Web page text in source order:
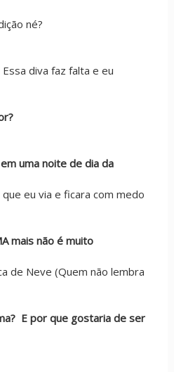
né?
diva faz falta e eu
uma noite de dia da
eu via e ficara com medo
mais não é muito
de Neve (Quem não lembra
E por que gostaria de ser